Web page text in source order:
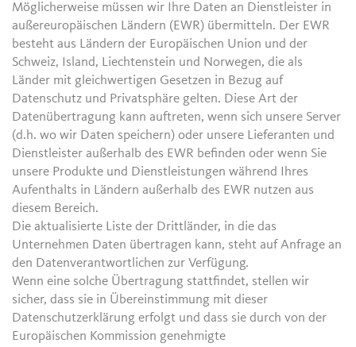
Möglicherweise müssen wir Ihre Daten an Dienstleister in
außereuropäischen Ländern (EWR) übermitteln. Der EWR
besteht aus Ländern der Europäischen Union und der
Schweiz, Island, Liechtenstein und Norwegen, die als
Länder mit gleichwertigen Gesetzen in Bezug auf
Datenschutz und Privatsphäre gelten. Diese Art der
Datenübertragung kann auftreten, wenn sich unsere Server
(d.h. wo wir Daten speichern) oder unsere Lieferanten und
Dienstleister außerhalb des EWR befinden oder wenn Sie
unsere Produkte und Dienstleistungen während Ihres
Aufenthalts in Ländern außerhalb des EWR nutzen aus
diesem Bereich.
Die aktualisierte Liste der Drittländer, in die das
Unternehmen Daten übertragen kann, steht auf Anfrage an
den Datenverantwortlichen zur Verfügung.
Wenn eine solche Übertragung stattfindet, stellen wir
sicher, dass sie in Übereinstimmung mit dieser
Datenschutzerklärung erfolgt und dass sie durch von der
Europäischen Kommission genehmigte